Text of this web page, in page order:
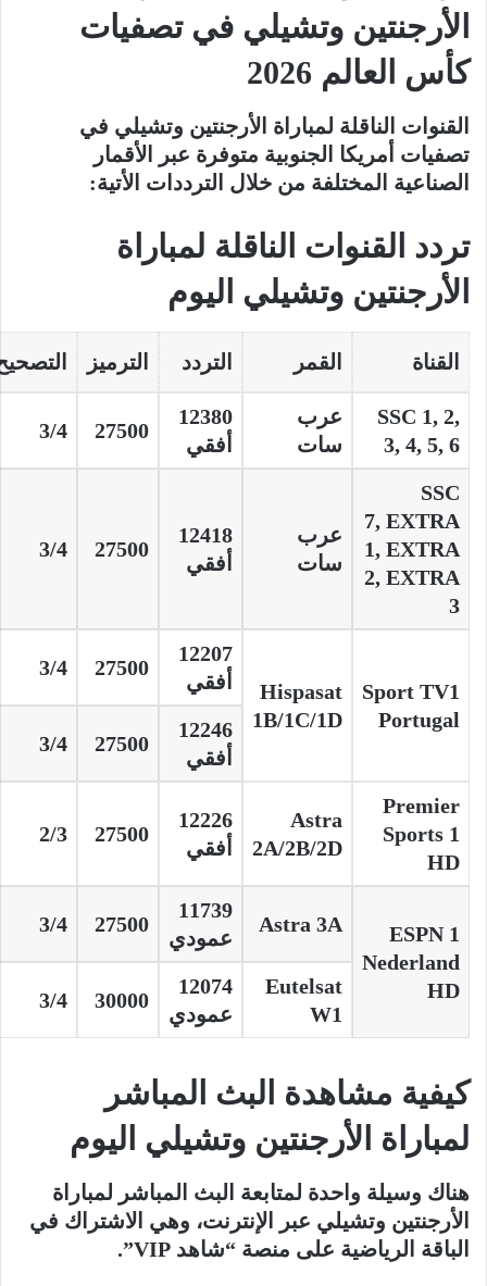
الأرجنتين وتشيلي في تصفيات
كأس العالم 2026
القنوات الناقلة لمباراة الأرجنتين وتشيلي في
تصفيات أمريكا الجنوبية متوفرة عبر الأقمار
الصناعية المختلفة من خلال الترددات الأتية:
تردد القنوات الناقلة لمباراة
الأرجنتين وتشيلي اليوم
القناة القمر التردد الترميز
SSC 1, 2,
3, 4, 5, 6
عرب
سات
12380
أفقي
27500
3/4
SSC
7, EXTRA
1, EXTRA
2, EXTRA
3
عرب
سات
12418
أفقي
27500
3/4
Sport TV1
Portugal
Hispasat
1B/1C/1D
12207
أفقي
27500
3/4
12246
أفقي
27500
3/4
Premier
Sports 1
HD
Astra
2A/2B/2D
12226
أفقي
27500
2/3
ESPN 1
Nederland
HD
Astra 3A
11739
عمودي
27500
3/4
Eutelsat
W1
12074
عمودي
30000
3/4
كيفية مشاهدة البث المباشر
لمباراة الأرجنتين وتشيلي اليوم
هناك وسيلة واحدة لمتابعة البث المباشر لمباراة
الأرجنتين وتشيلي عبر الإنترنت، وهي الاشتراك في
الباقة الرياضية على منصة “شاهد VIP”.